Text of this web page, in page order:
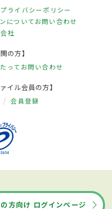
プライバシーポリシー
についてお問い合わせ
社
の方】
って お問い合わせ
イル会員の方】
会員登録
方向け ログインページ